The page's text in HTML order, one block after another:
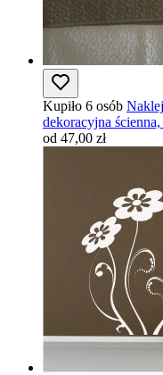
Kupiło 6 osób
dekoracyjna
od 47,00 zł